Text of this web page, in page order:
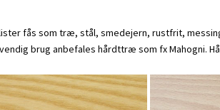
fås som træ, stål, smedejern, rustfrit,
brug anbefales hårdttræ som fx Mahogni.